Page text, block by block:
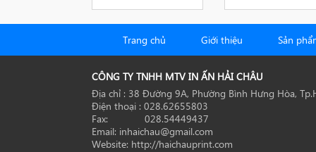
Trang chủ Giới thiệu Sản
CÔNG TY TNHH MTV IN ẤN HẢI CHÂU
Địa chỉ : 38 Đường 9A, Phường Bình Hưng Hòa,
Điện thoại : 028.62655803
Fax: 028.54449437
Email: inhaichau@gmail.com
Website: http://haichauprint.com